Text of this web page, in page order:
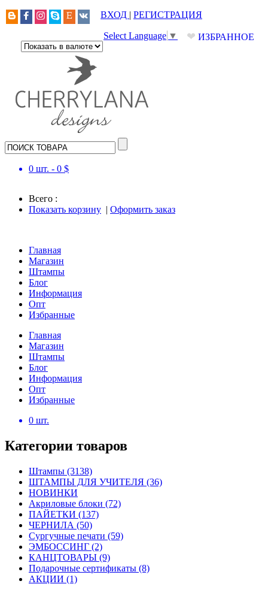
ВХОД | РЕГИСТРАЦИЯ
❤ ИЗБРАННОЕ
Select Language ▼
0 шт. - 0 $
Всего :
Показать корзину | Оформить заказ
Главная
Магазин
Штампы
Блог
Информация
Опт
Избранные
Главная
Магазин
Штампы
Блог
Информация
Опт
Избранные
0 шт.
Категории товаров
Штампы (3138)
ШТАМПЫ ДЛЯ УЧИТЕЛЯ (36)
НОВИНКИ
Акриловые блоки (72)
ПАЙЕТКИ (137)
ЧЕРНИЛА (50)
Сургучные печати (59)
ЭМБОССИНГ (2)
КАНЦТОВАРЫ (9)
Подарочные сертификаты (8)
АКЦИИ (1)